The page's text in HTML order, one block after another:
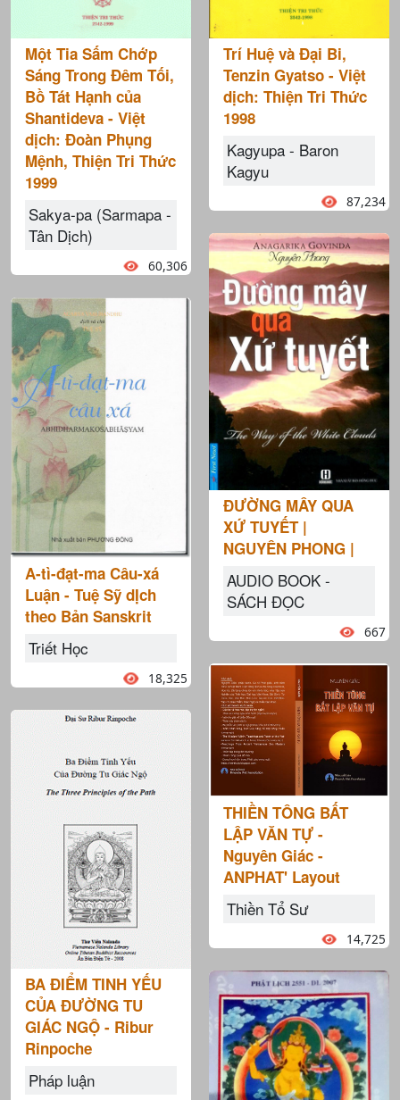
Một Tia Sấm Chớp
Sáng Trong Đêm Tối,
Bồ Tát Hạnh của
Shantideva - Việt
dịch: Đoàn Phụng
Mệnh, Thiện Tri Thức
1999
Sakya-pa (Sarmapa -
Tân Dịch)
60,306
A-tì-đạt-ma Câu-xá
Luận - Tuệ Sỹ dỊch
theo Bản Sanskrit
Triết Học
18,325
BA ĐIỂM TINH YẾU
CỦA ĐƯỜNG TU
GIÁC NGỘ - Ribur
Rinpoche
Pháp luận
Trí Huệ và Đại Bi,
Tenzin Gyatso - Việt
dịch: Thiện Tri Thức
1998
Kagyupa - Baron
Kagyu
87,234
ĐƯỜNG MÂY QUA
XỨ TUYẾT |
NGUYÊN PHONG |
AUDIO BOOK -
SÁCH ĐỌC
667
THIỀN TÔNG BẤT
LẬP VĂN TỰ -
Nguyên Giác -
ANPHAT' Layout
Thiền Tổ Sư
14,725